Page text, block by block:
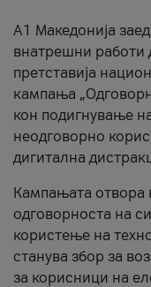
A1 Македонија
внатрешни работи
претставија
кампања
кон подигнување
неодговорно
дигитална
Кампањата отвора
одговорноста на
користење на
станува збор за
за корисници на